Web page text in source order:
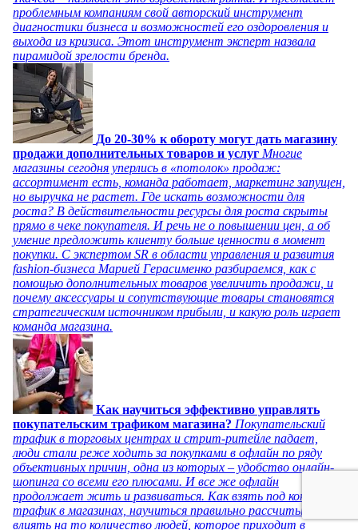
проблемным компаниям свой авторский инструмент
диагностики бизнеса и возможностей его оздоровления и
выхода из кризиса. Этот инструмент эксперт назвала
пирамидой зрелости бренда.
До 20-30% к обороту могут дать магазину
продажи дополнительных товаров и услуг Многие
магазины сегодня уперлись в «потолок» продаж:
ассортимент есть, команда работает, маркетинг запущен,
но выручка не растет. Где искать возможности для
роста? В действительности ресурсы для роста скрыты
прямо в чеке покупателя. И речь не о повышении цен, а об
умение предложить клиенту больше ценности в момент
покупки. С экспертом SR в области управления и развития
fashion-бизнеса Марией Герасименко разбираемся, как с
помощью дополнительных товаров увеличить продажи, и
почему аксессуары и сопутствующие товары становятся
стратегическим источником прибыли, и какую роль играет
команда магазина.
Как научиться эффективно управлять
покупательским трафиком магазина? Покупательский
трафик в торговых центрах и стрит-ритейле падает,
люди стали реже ходить за покупками в офлайн по ряду
объективных причин, одна из которых – удобство онлайн-
шопинга со всеми его плюсами. И все же офлайн
продолжает жить и развиваться. Как взять под контроль
трафик в магазинах, научиться правильно рассчитывать и
влиять на то количество людей, которое приходит в